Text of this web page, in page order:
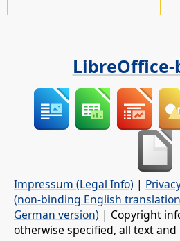
LibreOffice-
Impressum (Legal Info) |
(non-binding English
German version) | Copyright
otherwise specified, all text